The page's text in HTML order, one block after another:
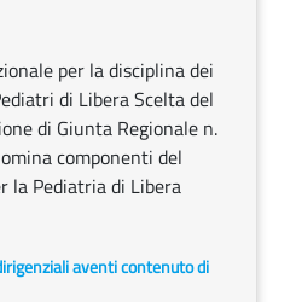
per la disciplina dei
di Libera Scelta del
di Giunta Regionale n.
componenti del
la Pediatria di Libera
aventi contenuto di